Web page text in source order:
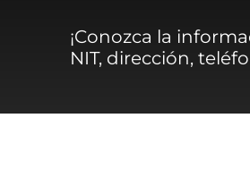
¡Conozca la
NIT, dirección,